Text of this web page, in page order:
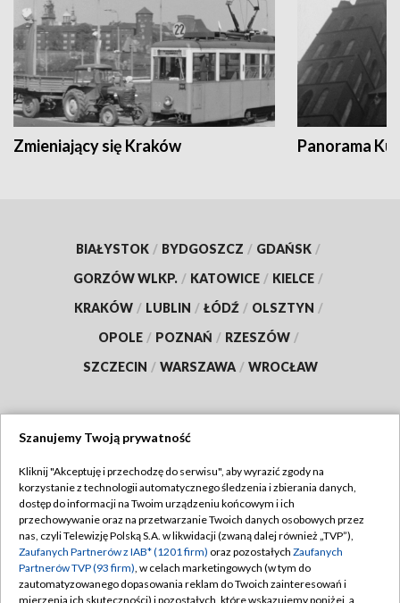
Zmieniający się Kraków Panorama
BIAŁYSTOK / BYDGOSZCZ / GDAŃSK /
GORZÓW WLKP. / KATOWICE / KIELCE /
KRAKÓW / LUBLIN / ŁÓDŹ / OLSZTYN /
OPOLE / POZNAŃ / RZESZÓW /
SZCZECIN / WARSZAWA / WROCŁAW
TVP
Abonament TVP
Emisja w TVP
Centrum informacji TVP
Regulamin TVP
Polityka prywatności
Moje zgody
Szanujemy Twoją prywatność
Kliknij "Akceptuję i przechodzę do serwisu", aby wyrazić zgody na
korzystanie z technologii automatycznego śledzenia i zbierania danych,
dostęp do informacji na Twoim urządzeniu końcowym i ich
przechowywanie oraz na przetwarzanie Twoich danych osobowych przez
nas, czyli Telewizję Polską S.A. w likwidacji (zwaną dalej również „TVP”),
Zaufanych Partnerów z IAB* (1201 firm) oraz pozostałych Zaufanych
Partnerów TVP (93 firm), w celach marketingowych (w tym do
zautomatyzowanego dopasowania reklam do Twoich zainteresowań i
mierzenia ich skuteczności) i pozostałych, które wskazujemy poniżej, a